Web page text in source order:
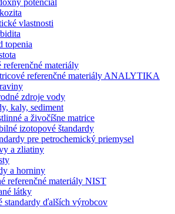
potenciál
vlastnosti
topenia
materiály
referenčné materiály ANALYTIKA
zdroje vody
kaly, sediment
a živočíšne matrice
izotopové štandardy
pre petrochemický priemysel
a zliatiny
a horniny
referenčné materiály NIST
látky
standardy ďalších výrobcov